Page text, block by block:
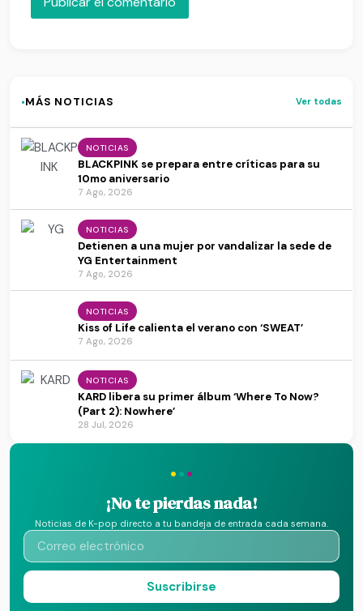
·MÁS NOTICIAS Ver todas
NOTICIAS
BLACKPINK se prepara entre críticas para su
10mo aniversario
7 Ago, 2026
NOTICIAS
Detienen a una mujer por vandalizar la sede de
YG Entertainment
7 Ago, 2026
NOTICIAS
Kiss of Life calienta el verano con ‘SWEAT’
7 Ago, 2026
NOTICIAS
KARD libera su primer álbum ‘Where To Now?
(Part 2): Nowhere’
28 Jul, 2026
···
¡No te pierdas nada!
Noticias de K-pop directo a tu bandeja de entrada cada semana.
Suscribirse